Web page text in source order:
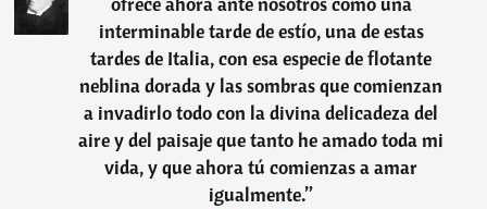
interminable tarde de estío, una de estas
tardes de Italia, con esa especie de flotante
neblina dorada y las sombras que comienzan
a invadirlo todo con la divina delicadeza del
aire y del paisaje que tanto he amado toda mi
vida, y que ahora tú comienzas a amar
igualmente.”